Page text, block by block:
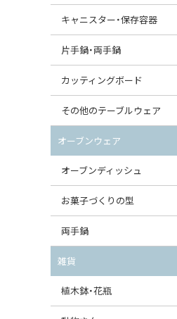
すべて見る
丸皿
スープ皿
ダルマプレート
たまご型プレート
ハート型プレート
変形プレート
分割ディッシュ
すべて見る
中鉢（16〜21cm）
丸鉢・どんぶり・ボウル
茶碗
オーバルボウル
ハートボウル
葉っぱ型ボウル
りんご型ボウル
りんごポット
りんごポット小
キャニスター・保存容器
キャニスター
つぼ
ガーリックポット
オニオンキャニスター
ガーリックキャニスター
チーズケース
バターディッシュ
片手鍋・両手鍋
ソースパン（片手鍋）
スープチュリーン
カッティングボード
角型カッティングボード
丸型カッティングボード
すべて見る
その他のテーブルウェア
調味料入れ
グレイヴィーボート
エッグカップ
ケーキスタンド
カトラリー
はしおき・カトラリーレスト
オーブンウェア
オーブンディッシュ
大型（24cm〜）
中型（18〜24cm）
スクエアオーブンディッシュ
お菓子づくりの型
パウンド型
マフィン型
すべて見る
両手鍋
チュリーン
キャセロール
すべて見る
雑貨
植木鉢・花瓶